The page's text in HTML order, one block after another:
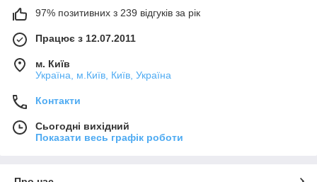
97% позитивних з 239 відгуків за рік
Працює з 12.07.2011
м. Київ
Україна, м.Київ, Київ, Україна
Контакти
Сьогодні вихідний
Показати весь графік роботи